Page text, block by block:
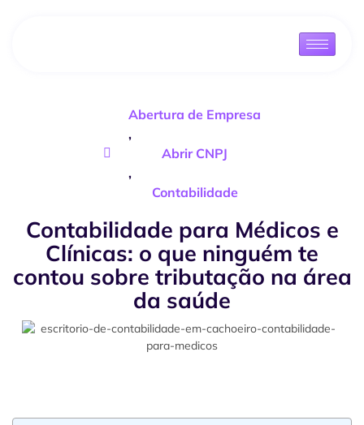
Abertura de Empresa
,
Abrir CNPJ
,
Contabilidade
Contabilidade para Médicos e
Clínicas: o que ninguém te
contou sobre tributação na área
da saúde